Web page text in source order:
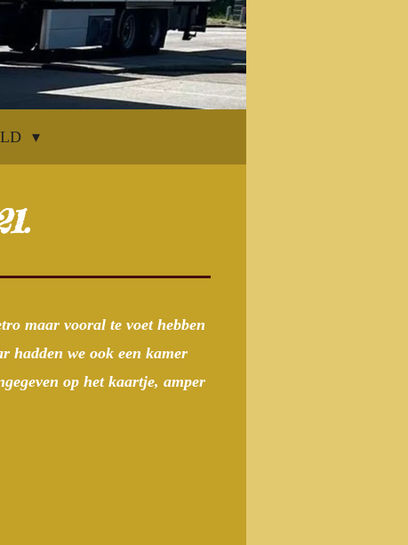
maar vooral te voet hebben
hadden we ook een kamer
op het kaartje, amper